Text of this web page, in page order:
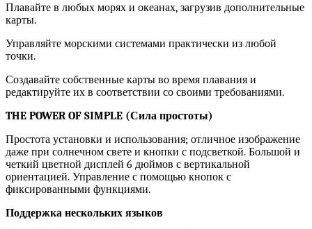
Плавайте в любых морях и океанах, загрузив дополнительные
карты.
Управляйте морскими системами практически из любой
точки.
Создавайте собственные карты во время плавания и
редактируйте их в соответствии со своими требованиями.
THE POWER OF SIMPLE (Сила простоты)
Простота установки и использования; отличное изображение
даже при солнечном свете и кнопки с подсветкой. Большой и
четкий цветной дисплей 6 дюймов с вертикальной
ориентацией. Управление с помощью кнопок с
фиксированными функциями.
Поддержка нескольких языков